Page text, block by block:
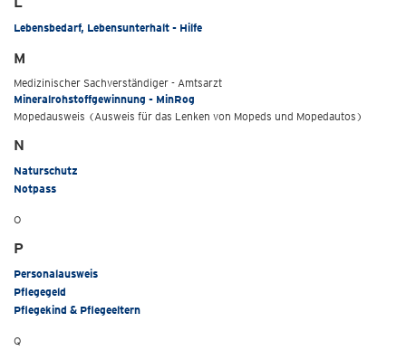
Lebensbedarf, Lebensunterhalt - Hilfe
M
Medizinischer Sachverständiger - Amtsarzt
Mineralrohstoffgewinnung - MinRog
Mopedausweis (Ausweis für das Lenken von Mopeds und Mopedautos)
N
Naturschutz
Notpass
O
P
Personalausweis
Pflegegeld
Pflegekind & Pflegeeltern
Q